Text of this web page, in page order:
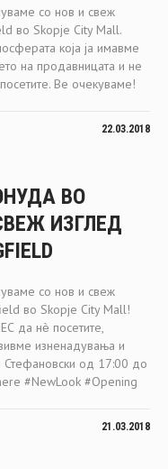
со нов и свеж
во Skopje City Mall.
која ја имавме
на продавницата и не
Ве очекуваме!
22.03.2018
ВО
ИЗГЛЕД
со нов и свеж
во Skopje City Mall!
да нѐ посетите,
изненадувања и
Стефановски од 17:00 до
#NewLook #Opening
21.03.2018